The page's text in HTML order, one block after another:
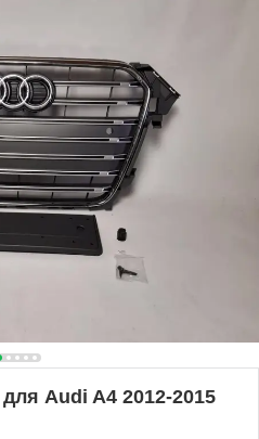
для Audi A4 2012-2015